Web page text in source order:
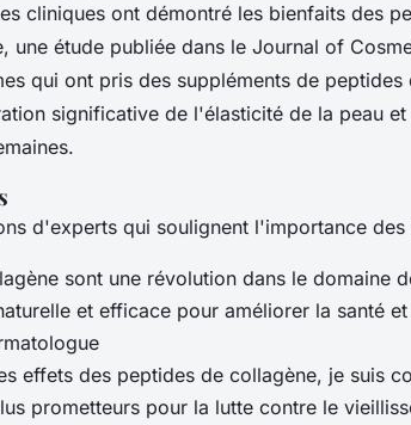
cliniques ont démontré les bienfaits des
une étude publiée dans le Journal of
qui ont pris des suppléments de
significative de l'élasticité de la peau
d'experts qui soulignent l'importance
sont une révolution dans le domaine
et efficace pour améliorer la santé
effets des peptides de collagène, je suis
prometteurs pour la lutte contre le